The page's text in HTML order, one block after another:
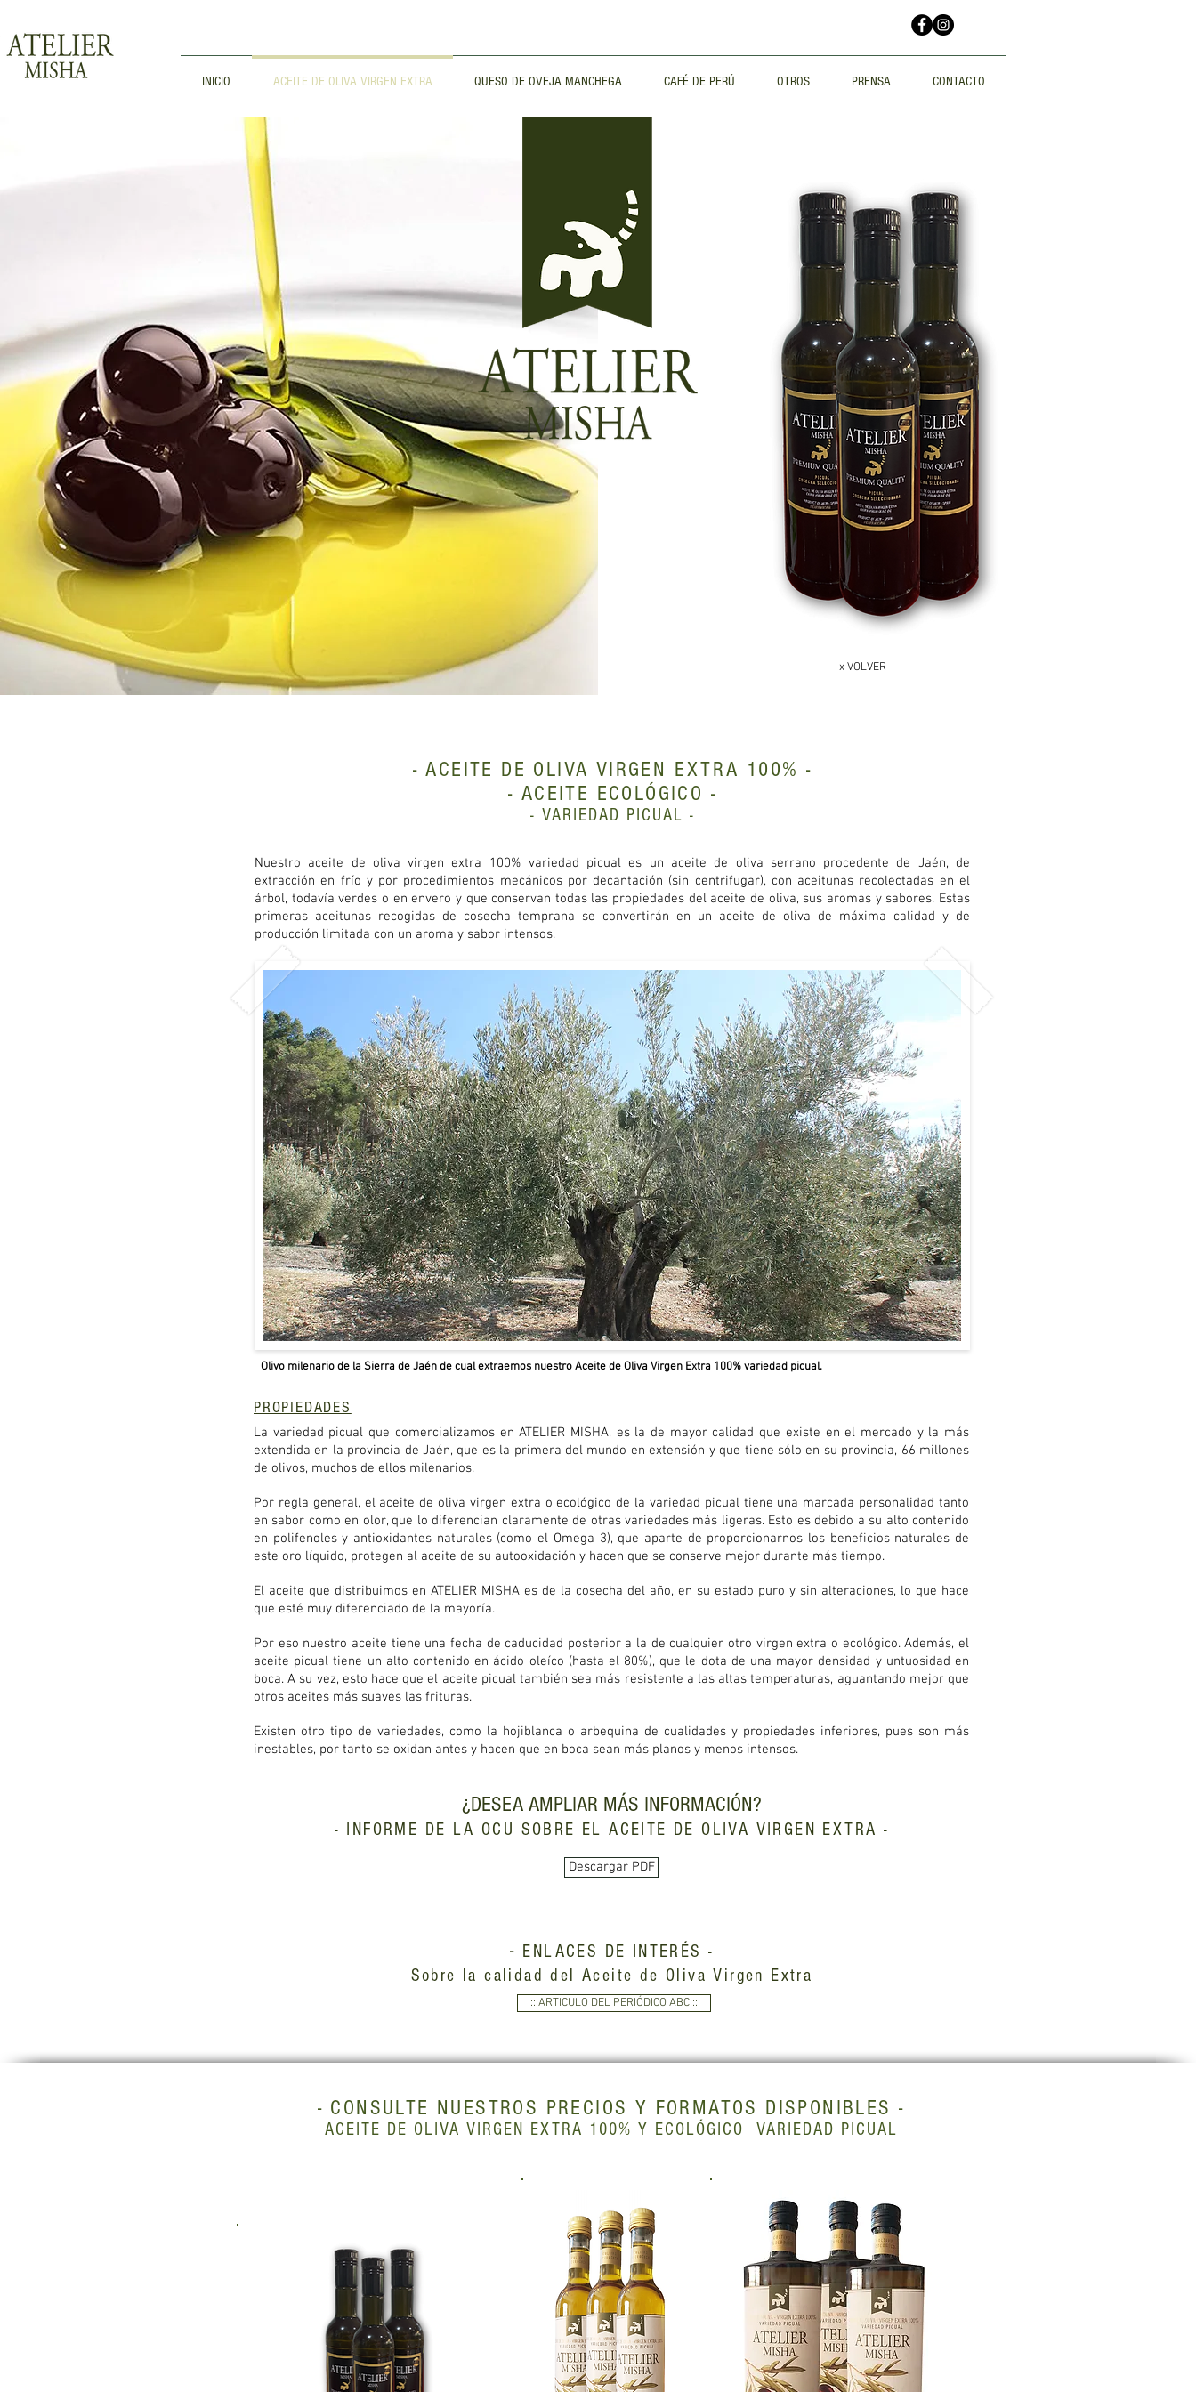
INICIO ACEITE DE OLIVA VIRGEN EXTRA QUESO DE OVEJA MANCHEGA CAFÉ DE PERÚ OTROS PRENSA CONTACTO
x VOLVER
- ACEITE DE OLIVA VIRGEN EXTRA 100% -
- ACEITE ECOLÓGICO -
- VARIEDAD PICUAL -
Nuestro aceite de oliva virgen extra 100% variedad picual es un aceite de oliva serrano procedente de Jaén, de
extracción en frío y por procedimientos mecánicos por decantación (sin centrifugar), con aceitunas recolectadas en el
árbol, todavía verdes o en envero y que conservan todas las propiedades del aceite de oliva, sus aromas y sabores. Estas
primeras aceitunas recogidas de cosecha temprana se convertirán en un aceite de oliva de máxima calidad y de
producción limitada con un aroma y sabor intensos.
Olivo milenario de la Sierra de Jaén de cual extraemos nuestro Aceite de Oliva Virgen Extra 100% variedad picual.
PROPIEDADES
La variedad picual que comercializamos en ATELIER MISHA, es la de mayor calidad que existe en el mercado y la más
extendida en la provincia de Jaén, que es la primera del mundo en extensión y que tiene sólo en su provincia, 66 millones
de olivos, muchos de ellos milenarios.
Por regla general, el aceite de oliva virgen extra o ecológico de la variedad picual tiene una marcada personalidad tanto
en sabor como en olor, que lo diferencian claramente de otras variedades más ligeras. Esto es debido a su alto contenido
en polifenoles y antioxidantes naturales (como el Omega 3), que aparte de proporcionarnos los beneficios naturales de
este oro líquido, protegen al aceite de su autooxidación y hacen que se conserve mejor durante más tiempo.
El aceite que distribuimos en ATELIER MISHA es de la cosecha del año, en su estado puro y sin alteraciones, lo que hace
que esté muy diferenciado de la mayoría.
Por eso nuestro aceite tiene una fecha de caducidad posterior a la de cualquier otro virgen extra o ecológico. Además, el
aceite picual tiene un alto contenido en ácido oleíco (hasta el 80%), que le dota de una mayor densidad y untuosidad en
boca. A su vez, esto hace que el aceite picual también sea más resistente a las altas temperaturas, aguantando mejor que
otros aceites más suaves las frituras.
Existen otro tipo de variedades, como la hojiblanca o arbequina de cualidades y propiedades inferiores, pues son más
inestables, por tanto se oxidan antes y hacen que en boca sean más planos y menos intensos.
¿DESEA AMPLIAR MÁS INFORMACIÓN?
- INFORME DE LA OCU SOBRE EL ACEITE DE OLIVA VIRGEN EXTRA -
Descargar PDF
- ENLACES DE INTERÉS -
Sobre la calidad del Aceite de Oliva Virgen Extra
:: ARTICULO DEL PERIÓDICO ABC ::
- CONSULTE NUESTROS PRECIOS Y FORMATOS DISPONIBLES -
ACEITE DE OLIVA VIRGEN EXTRA 100% Y ECOLÓGICO VARIEDAD PICUAL